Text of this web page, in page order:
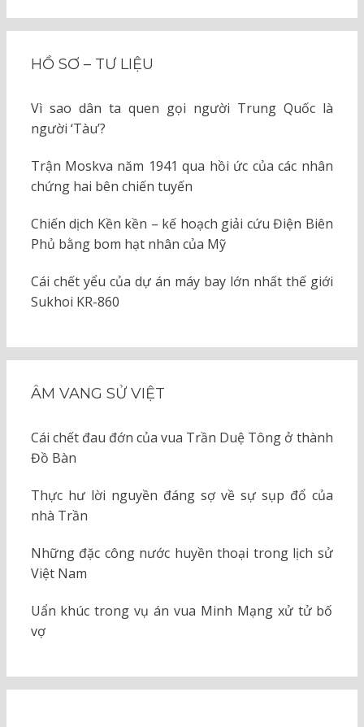
HỒ SƠ – TƯ LIỆU
Vì sao dân ta quen gọi người Trung Quốc là
người ‘Tàu’?
Trận Moskva năm 1941 qua hồi ức của các nhân
chứng hai bên chiến tuyến
Chiến dịch Kền kền – kế hoạch giải cứu Điện Biên
Phủ bằng bom hạt nhân của Mỹ
Cái chết yểu của dự án máy bay lớn nhất thế giới
Sukhoi KR-860
ÂM VANG SỬ VIỆT
Cái chết đau đớn của vua Trần Duệ Tông ở thành
Đồ Bàn
Thực hư lời nguyền đáng sợ về sự sụp đổ của
nhà Trần
Những đặc công nước huyền thoại trong lịch sử
Việt Nam
Uẩn khúc trong vụ án vua Minh Mạng xử tử bố
vợ